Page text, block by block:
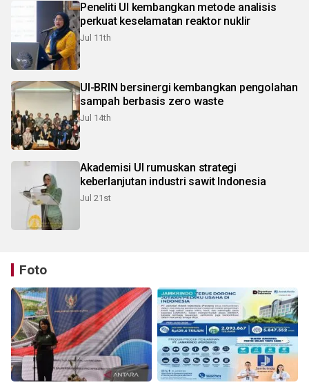
Peneliti UI kembangkan metode analisis
perkuat keselamatan reaktor nuklir
Jul 11th
UI-BRIN bersinergi kembangkan pengolahan
sampah berbasis zero waste
Jul 14th
Akademisi UI rumuskan strategi
keberlanjutan industri sawit Indonesia
Jul 21st
Foto